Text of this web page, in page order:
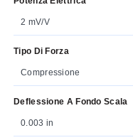
2 mV/V
Tipo Di Forza
Compressione
Deflessione A Fondo Scala
0.003 in